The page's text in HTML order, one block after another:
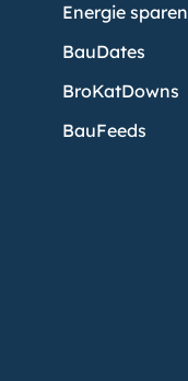
Energie sparen
BauDates
BroKatDowns
BauFeeds